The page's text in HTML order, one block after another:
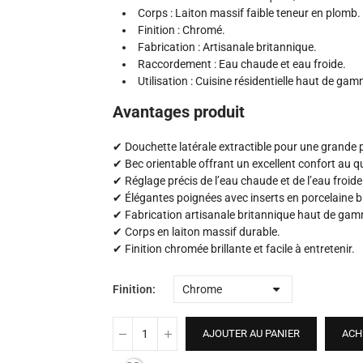
Corps : Laiton massif faible teneur en plomb.
Finition : Chromé.
Fabrication : Artisanale britannique.
Raccordement : Eau chaude et eau froide.
Utilisation : Cuisine résidentielle haut de
Avantages produit
✔ Douchette latérale extractible pour une grande
✔ Bec orientable offrant un excellent confort au
✔ Réglage précis de l’eau chaude et de l’eau
✔ Élégantes poignées avec inserts en porcelaine
✔ Fabrication artisanale britannique haut de
✔ Corps en laiton massif durable.
✔ Finition chromée brillante et facile à entretenir.
Finition
AJOUTER AU PANIER